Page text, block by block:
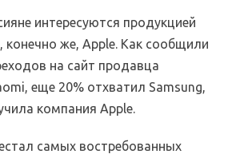
интересуются продукцией
конечно же, Apple. Как сообщили
на сайт продавца
еще 20% отхватил Samsung,
компания Apple.
самых востребованных